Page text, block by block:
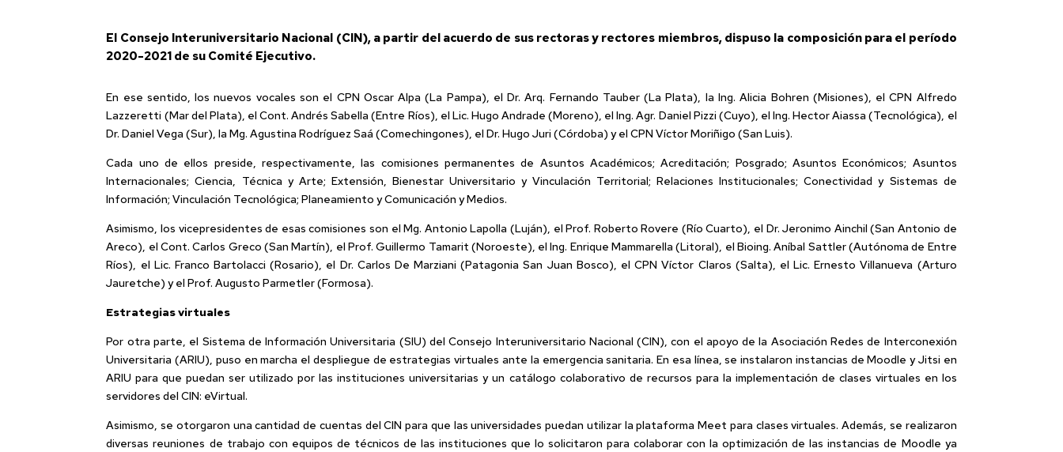
El Consejo Interuniversitario Nacional (CIN), a partir del acuerdo de sus rectoras y rectores miembros, dispuso la composición para el período
2020-2021 de su Comité Ejecutivo.
En ese sentido, los nuevos vocales son el CPN Oscar Alpa (La Pampa), el Dr. Arq. Fernando Tauber (La Plata), la Ing. Alicia Bohren (Misiones), el CPN Alfredo
Lazzeretti (Mar del Plata), el Cont. Andrés Sabella (Entre Ríos), el Lic. Hugo Andrade (Moreno), el Ing. Agr. Daniel Pizzi (Cuyo), el Ing. Hector Aiassa (Tecnológica), el
Dr. Daniel Vega (Sur), la Mg. Agustina Rodríguez Saá (Comechingones), el Dr. Hugo Juri (Córdoba) y el CPN Víctor Moriñigo (San Luis).
Cada uno de ellos preside, respectivamente, las comisiones permanentes de Asuntos Académicos; Acreditación; Posgrado; Asuntos Económicos; Asuntos
Internacionales; Ciencia, Técnica y Arte; Extensión, Bienestar Universitario y Vinculación Territorial; Relaciones Institucionales; Conectividad y Sistemas de
Información; Vinculación Tecnológica; Planeamiento y Comunicación y Medios.
Asimismo, los vicepresidentes de esas comisiones son el Mg. Antonio Lapolla (Luján), el Prof. Roberto Rovere (Río Cuarto), el Dr. Jeronimo Ainchil (San Antonio de
Areco), el Cont. Carlos Greco (San Martín), el Prof. Guillermo Tamarit (Noroeste), el Ing. Enrique Mammarella (Litoral), el Bioing. Aníbal Sattler (Autónoma de Entre
Ríos), el Lic. Franco Bartolacci (Rosario), el Dr. Carlos De Marziani (Patagonia San Juan Bosco), el CPN Víctor Claros (Salta), el Lic. Ernesto Villanueva (Arturo
Jauretche) y el Prof. Augusto Parmetler (Formosa).
Estrategias virtuales
Por otra parte, el Sistema de Información Universitaria (SIU) del Consejo Interuniversitario Nacional (CIN), con el apoyo de la Asociación Redes de Interconexión
Universitaria (ARIU), puso en marcha el despliegue de estrategias virtuales ante la emergencia sanitaria. En esa línea, se instalaron instancias de Moodle y Jitsi en
ARIU para que puedan ser utilizado por las instituciones universitarias y un catálogo colaborativo de recursos para la implementación de clases virtuales en los
servidores del CIN: eVirtual.
Asimismo, se otorgaron una cantidad de cuentas del CIN para que las universidades puedan utilizar la plataforma Meet para clases virtuales. Además, se realizaron
diversas reuniones de trabajo con equipos de técnicos de las instituciones que lo solicitaron para colaborar con la optimización de las instancias de Moodle ya